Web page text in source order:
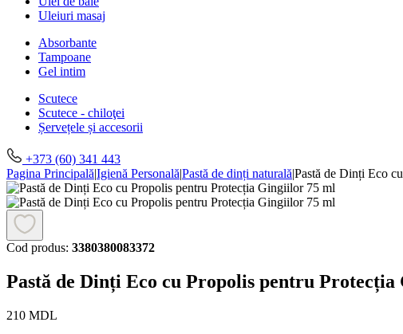
Uleiuri masaj
Absorbante
Tampoane
Gel intim
Scutece
Scutece - chiloţei
Șervețele și accesorii
+373 (60) 341 443
Pagina Principală|Igienă Personală|Pastă de dinți naturală|Pastă de Dinți Eco
Cod produs: 3380380083372
Pastă de Dinți Eco cu Propolis pentru
210 MDL